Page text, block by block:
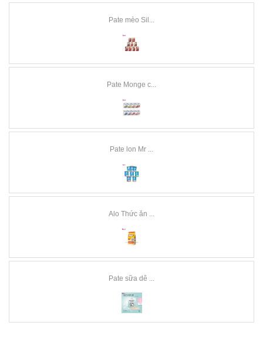
Pate mèo Sil...
Pate Monge c...
Pate lon Mr ...
Alo Thức ăn ...
Pate sữa dê ...